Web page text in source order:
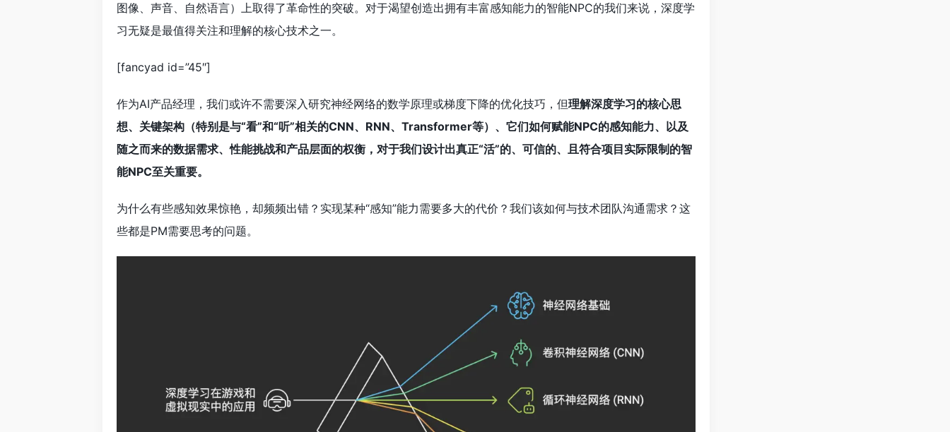
图像、声音、自然语言）上取得了革命性的突破。对于渴望创造出拥有丰富感知能力的智能NPC的我们来说，深度学
习无疑是最值得关注和理解的核心技术之一。
[fancyad id=”45″]
作为AI产品经理，我们或许不需要深入研究神经网络的数学原理或梯度下降的优化技巧，但理解深度学习的核心思
想、关键架构（特别是与“看”和“听”相关的CNN、RNN、Transformer等）、它们如何赋能NPC的感知能力、以及
随之而来的数据需求、性能挑战和产品层面的权衡，对于我们设计出真正“活”的、可信的、且符合项目实际限制的智
能NPC至关重要。
为什么有些感知效果惊艳，却频频出错？实现某种“感知”能力需要多大的代价？我们该如何与技术团队沟通需求？这
些都是PM需要思考的问题。